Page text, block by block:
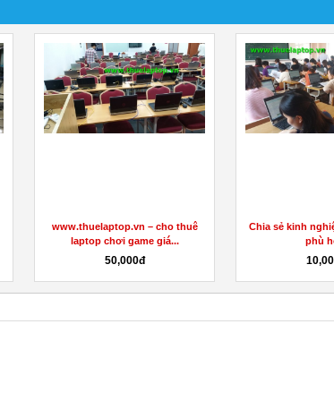
Letitia Dean Keto Gummies UK
[2023 Scam Warning] Active...
100đ
https://
Liên